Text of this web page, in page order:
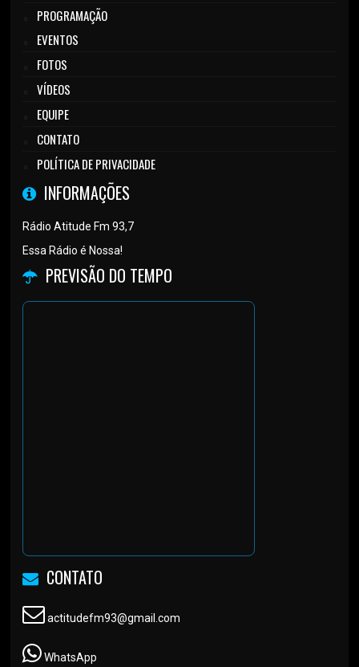
PROGRAMAÇÃO
EVENTOS
FOTOS
VÍDEOS
EQUIPE
CONTATO
POLÍTICA DE PRIVACIDADE
INFORMAÇÕES
Rádio Atitude Fm 93,7
Essa Rádio é Nossa!
PREVISÃO DO TEMPO
CONTATO
actitudefm93@gmail.com
WhatsApp